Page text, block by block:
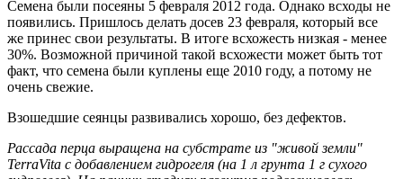
Семена были посеяны 5 февраля 2012 года. Однако всходы не
появились. Пришлось делать досев 23 февраля, который все
же принес свои результаты. В итоге всхожесть низкая - менее
30%. Возможной причиной такой всхожести может быть тот
факт, что семена были куплены еще 2010 году, а потому не
очень свежие.
Взошедшие сеянцы развивались хорошо, без дефектов.
Рассада перца выращена на субстрате из "живой земли"
TerraVita с добавлением гидрогеля (на 1 л грунта 1 г сухого